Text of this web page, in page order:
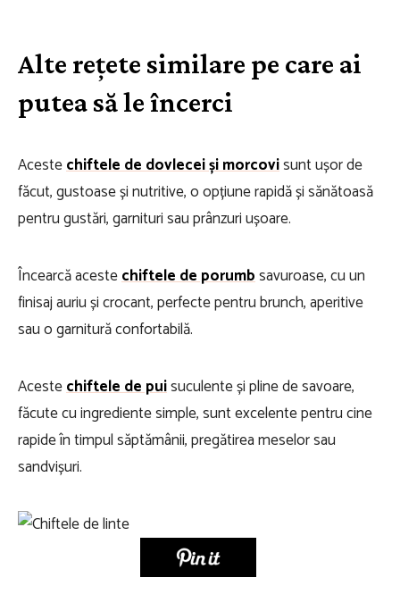
Alte rețete similare pe care ai
putea să le încerci
Acestechiftele de dovlecei și morcovisunt ușor de
făcut, gustoase și nutritive, o opțiune rapidă și sănătoasă
pentru gustări, garnituri sau prânzuri ușoare.
Încearcă acestechiftele de porumbsavuroase, cu un
finisaj auriu și crocant, perfecte pentru brunch, aperitive
sau o garnitură confortabilă.
Acestechiftele de puisuculente și pline de savoare,
făcute cu ingrediente simple, sunt excelente pentru cine
rapide în timpul săptămânii, pregătirea meselor sau
sandvișuri.